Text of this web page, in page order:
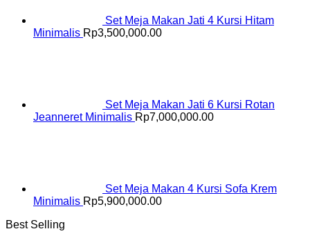
Set Meja Makan Jati 4 Kursi Hitam
Minimalis Rp3,500,000.00
Set Meja Makan Jati 6 Kursi Rotan
Jeanneret Minimalis Rp7,000,000.00
Set Meja Makan 4 Kursi Sofa Krem
Minimalis Rp5,900,000.00
Best Selling